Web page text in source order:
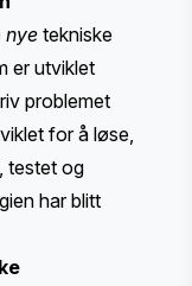
nye tekniske
er utviklet
problemet
for å løse,
testet og
har blitt